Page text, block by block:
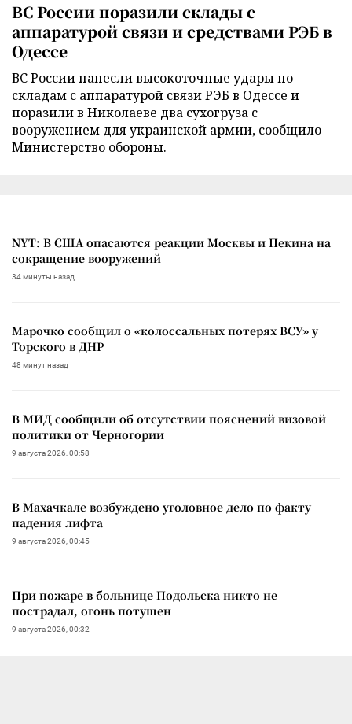
ВС России поразили склады с
аппаратурой связи и средствами РЭБ в
Одессе
ВС России нанесли высокоточные удары по
складам с аппаратурой связи РЭБ в Одессе и
поразили в Николаеве два сухогруза с
вооружением для украинской армии, сообщило
Министерство обороны.
NYT: В США опасаются реакции Москвы и Пекина на
сокращение вооружений
34 минуты назад
Марочко сообщил о «колоссальных потерях ВСУ» у
Торского в ДНР
48 минут назад
В МИД сообщили об отсутствии пояснений визовой
политики от Черногории
9 августа 2026, 00:58
В Махачкале возбуждено уголовное дело по факту
падения лифта
9 августа 2026, 00:45
При пожаре в больнице Подольска никто не
пострадал, огонь потушен
9 августа 2026, 00:32